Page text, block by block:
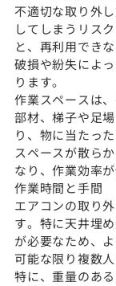
不適切な取り外
してしまうリス
と、再利用でき
破損や紛失によ
ります。
作業スペースは
部材、梯子や足
り、物に当たっ
スペースが散ら
なり、作業効率が
作業時間と手間
エアコンの取り
す。特に天井埋
が必要なため、
可能な限り複数
特に、重量のあ